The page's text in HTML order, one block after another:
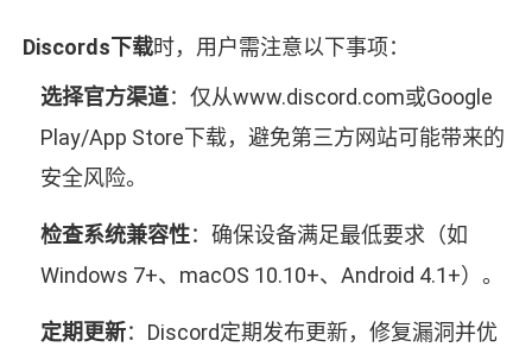
Discords下载时，用户需注意以下事项：
选择官方渠道：仅从www.discord.com或Google
Play/App Store下载，避免第三方网站可能带来的
安全风险。
检查系统兼容性：确保设备满足最低要求（如
Windows 7+、macOS 10.10+、Android 4.1+）。
定期更新：Discord定期发布更新，修复漏洞并优